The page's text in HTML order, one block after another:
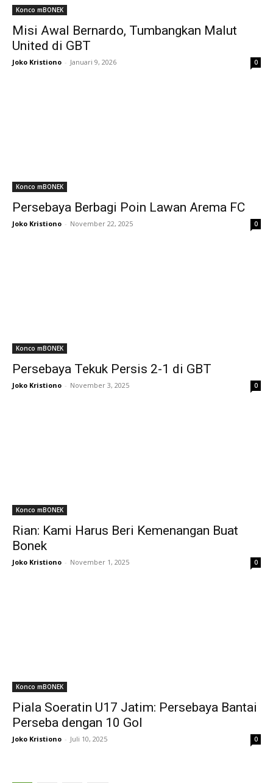
Konco mBONEK
Misi Awal Bernardo, Tumbangkan Malut
United di GBT
Joko Kristiono - Januari 9, 2026 0
Konco mBONEK
Persebaya Berbagi Poin Lawan Arema FC
Joko Kristiono - November 22, 2025 0
Konco mBONEK
Persebaya Tekuk Persis 2-1 di GBT
Joko Kristiono - November 3, 2025 0
Konco mBONEK
Rian: Kami Harus Beri Kemenangan Buat
Bonek
Joko Kristiono - November 1, 2025 0
Konco mBONEK
Piala Soeratin U17 Jatim: Persebaya Bantai
Perseba dengan 10 Gol
Joko Kristiono - Juli 10, 2025 0